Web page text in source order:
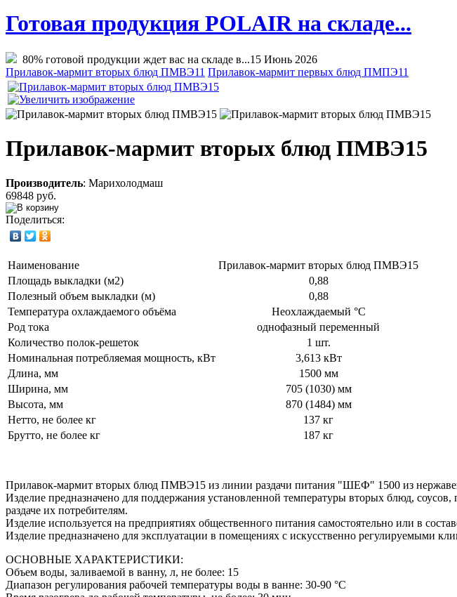
Готовая продукция POLAIR на складе...
80% готовой продукции ждет вас на складе в...15 Июнь 2026
Прилавок-мармит вторых блюд ПМВЭ11 Прилавок-мармит первых блюд ПМПЭ11
Прилавок-мармит вторых блюд ПМВЭ15
Производитель: Марихолодмаш
69848 руб.
Поделиться:
Наименование
Прилавок-мармит вторых блюд ПМВЭ15
Площадь выкладки (м2)
0,88
Полезный объем выкладки (м)
0,88
Температура охлаждаемого объёма
Неохлаждаемый °C
Род тока
однофазный переменный
Количество полок-решеток
1 шт.
Номинальная потребляемая мощность, кВт
3,613 кВт
Длина, мм
1500 мм
Ширина, мм
705 (1030) мм
Высота, мм
870 (1484) мм
Нетто, не более кг
137 кг
Брутто, не более кг
187 кг
Прилавок-мармит вторых блюд ПМВЭ15 из линии раздачи питания "ШЕФ" 1500 из
Изделие предназначено для поддержания установленной температуры вторых блюд,
раздаче их потребителям.
Изделие используется на предприятиях общественного питания самостоятельно или в
Изделие предназначено для эксплуатации в помещениях с искусственно регулируемыми
ОСНОВНЫЕ ХАРАКТЕРИСТИКИ:
Объем воды, заливаемой в ванну, л, не более: 15
Диапазон регулирования рабочей температуры воды в ванне: 30-90 °С